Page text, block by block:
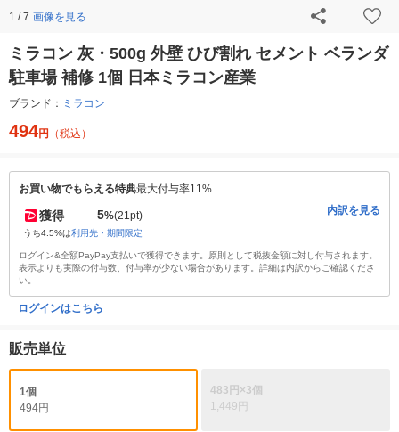
1 / 7 画像を見る
ミラコン 灰・500g 外壁 ひび割れ セメント ベランダ
駐車場 補修 1個 日本ミラコン産業
ブランド： ミラコン
494円 （税込）
お買い物でもらえる特典最大付与率11%
獲得 5%(21pt)
うち4.5%は利用先・期間限定
内訳を見る
ログイン&全額PayPay支払いで獲得できます。原則として税抜金額に対し付与されます。
表示よりも実際の付与数、付与率が少ない場合があります。詳細は内訳からご確認くださ
い。
ログインはこちら
販売単位
1個
494円
483円×3個
1,449円